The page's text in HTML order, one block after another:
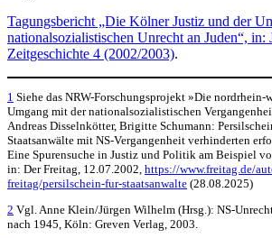
Tagungsbericht „Die Kölner Justiz und der
nationalsozialistischen Unrecht an Juden“, in:
Zeitgeschichte 4 (2002/2003).
1 Siehe das NRW-Forschungsprojekt »Die nordrhein-
Umgang mit der nationalsozialistischen
Andreas Disselnkötter, Brigitte Schumann:
Staatsanwälte mit NS-Vergangenheit verhinderten
Eine Spurensuche in Justiz und Politik am Beispiel
in: Der Freitag, 12.07.2002, https://www.freitag.de/
freitag/persilschein-fur-staatsanwalte (28.08.2025)
2 Vgl. Anne Klein/Jürgen Wilhelm (Hrsg.): NS-
nach 1945, Köln: Greven Verlag, 2003.